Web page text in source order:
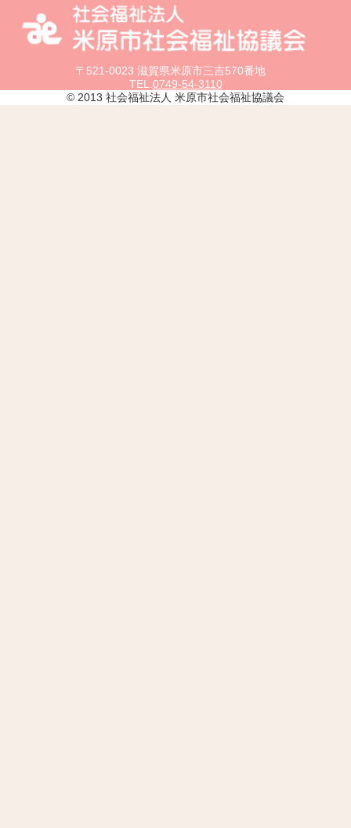
〒521-0023 滋賀県米原市三吉570番地
TEL.0749-54-3110
© 2013 社会福祉法人 米原市社会福祉協議会